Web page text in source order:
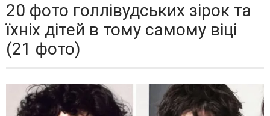
20 фото голлівудських зірок та
їхніх дітей в тому самому віці
(21 фото)